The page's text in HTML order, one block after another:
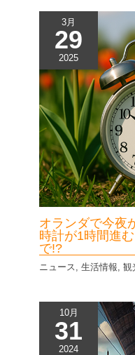
3月
29
2025
オランダで今夜
時計が1時間進
で!?
ニュース ,生活情報 ,観
10月
31
2024